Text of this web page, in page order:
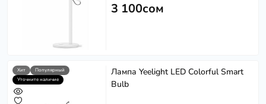
3 100сом
Хит
Популярный
Уточните наличие
Лампа Yeelight LED Colorful Smart
Bulb